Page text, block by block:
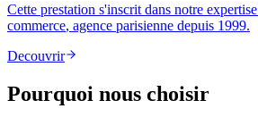
Cette prestation s'inscrit dans notre expertise
commerce, agence parisienne depuis 1999.
Decouvrir
Pourquoi nous choisir